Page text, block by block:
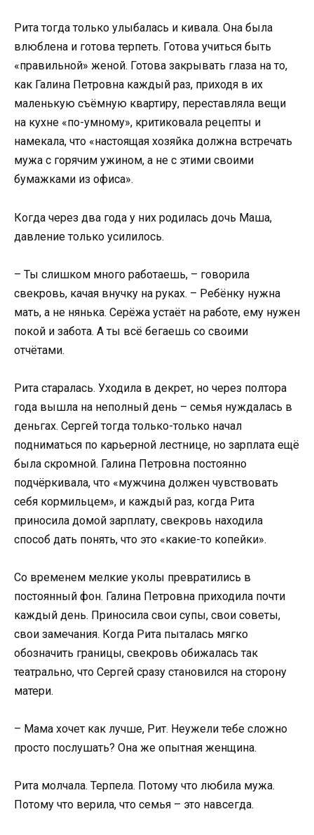
Рита тогда только улыбалась и кивала. Она была
влюблена и готова терпеть. Готова учиться быть
«правильной» женой. Готова закрывать глаза на то,
как Галина Петровна каждый раз, приходя в их
маленькую съёмную квартиру, переставляла вещи
на кухне «по-умному», критиковала рецепты и
намекала, что «настоящая хозяйка должна встречать
мужа с горячим ужином, а не с этими своими
бумажками из офиса».
Когда через два года у них родилась дочь Маша,
давление только усилилось.
– Ты слишком много работаешь, – говорила
свекровь, качая внучку на руках. – Ребёнку нужна
мать, а не нянька. Серёжа устаёт на работе, ему нужен
покой и забота. А ты всё бегаешь со своими
отчётами.
Рита старалась. Уходила в декрет, но через полтора
года вышла на неполный день – семья нуждалась в
деньгах. Сергей тогда только-только начал
подниматься по карьерной лестнице, но зарплата ещё
была скромной. Галина Петровна постоянно
подчёркивала, что «мужчина должен чувствовать
себя кормильцем», и каждый раз, когда Рита
приносила домой зарплату, свекровь находила
способ дать понять, что это «какие-то копейки».
Со временем мелкие уколы превратились в
постоянный фон. Галина Петровна приходила почти
каждый день. Приносила свои супы, свои советы,
свои замечания. Когда Рита пыталась мягко
обозначить границы, свекровь обижалась так
театрально, что Сергей сразу становился на сторону
матери.
– Мама хочет как лучше, Рит. Неужели тебе сложно
просто послушать? Она же опытная женщина.
Рита молчала. Терпела. Потому что любила мужа.
Потому что верила, что семья – это навсегда.